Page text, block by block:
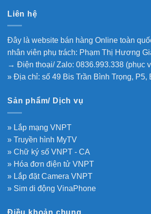
Liên hệ
Đây là website bán hàng Online toàn
nhân viên phụ trách: Phạm Thị Hương
→ Điện thoại/ Zalo: 0836.993.338 (phục
» Địa chỉ: số 49 Bis Trần Bình Trọng, P5,
Sản phẩm/ Dịch vụ
» Lắp mạng VNPT
» Truyền hình MyTV
» Chữ ký số VNPT - CA
» Hóa đơn điện tử VNPT
» Lắp đặt Camera VNPT
» Sim di động VinaPhone
Điều khoản chung